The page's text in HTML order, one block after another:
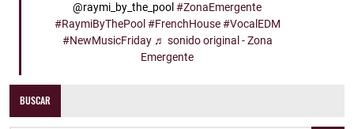
@raymi_by_the_pool #ZonaEmergente
#RaymiByThePool #FrenchHouse #VocalEDM
#NewMusicFriday ♬ sonido original - Zona
Emergente
BUSCAR